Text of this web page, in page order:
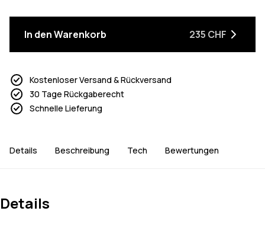
In den Warenkorb 235 CHF
Kostenloser Versand & Rückversand
30 Tage Rückgaberecht
Schnelle Lieferung
Details Beschreibung Tech Bewertungen
Details